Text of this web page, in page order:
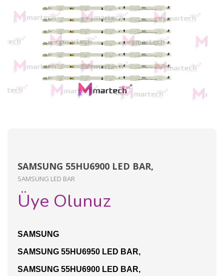
SAMSUNG 55HU6900 LED BAR,
SAMSUNG LED BAR
Üye Olunuz
SAMSUNG
SAMSUNG 55HU6950 LED BAR,
SAMSUNG 55HU6900 LED BAR,